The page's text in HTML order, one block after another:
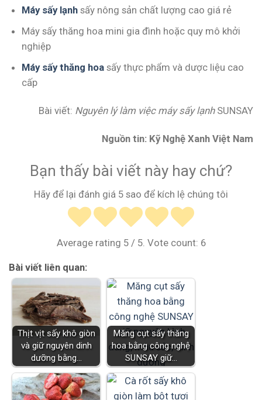
Máy sấy lạnhsấy nông sản chất lượng cao giá rẻ
Máy sấy thăng hoa mini gia đình hoặc quy mô khởi
nghiệp
Máy sấy thăng hoasấy thực phẩm và dược liệu cao
cấp
Bài viết: Nguyên lý làm việc máy sấy lạnhSUNSAY
Nguồn tin: Kỹ Nghệ Xanh Việt Nam
Bạn thấy bài viết này hay chứ?
Hãy để lại đánh giá 5 sao để kích lệ chúng tôi
Average rating 5/ 5. Vote count: 6
Bài viết liên quan:
Thịt vịt sấy khô giòn
và giữ nguyên dinh
dưỡng bằng…
Măng cụt sấy thăng
hoa bằng công nghệ
SUNSAY giữ…